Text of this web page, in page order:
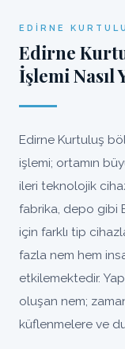
EDIRNE
Edirne
İşlemi Nasıl
Edirne Kurtuluş
işlemi; ortamın
ileri teknolojik
fabrika, depo gibi
için farklı tip
fazla nem hem
etkilemektedir.
oluşan nem;
küflenmelere ve